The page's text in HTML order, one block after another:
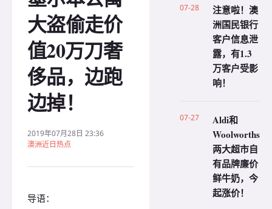
大盗偷走价
值20万刀奢
侈品，边跑
边掉！
2019年07月28日 23:36
澳洲近日热点
导语：
07-28
注意啦！澳
洲国民银行
客户信息泄
露，有1.3
万客户受影
响！
07-27
Aldi和
Woolworths
两大超市自
有品牌廉价
鲜牛奶，今
起涨价！